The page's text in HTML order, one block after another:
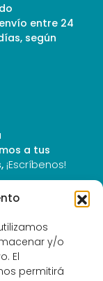
y/o
El
permitirá
entre 24
según
a tus
¡Escríbenos!
segura y